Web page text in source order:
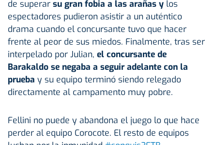
de superar su gran fobia a las arañas y los
espectadores pudieron asistir a un auténtico
drama cuando el concursante tuvo que hacer
frente al peor de sus miedos. Finalmente, tras ser
interpelado por Julian, el concursante de
Barakaldo se negaba a seguir adelante con la
prueba y su equipo terminó siendo relegado
directamente al campamento muy pobre.
Fellini no puede y abandona el juego lo que hace
perder al equipo Corocote. El resto de equipos